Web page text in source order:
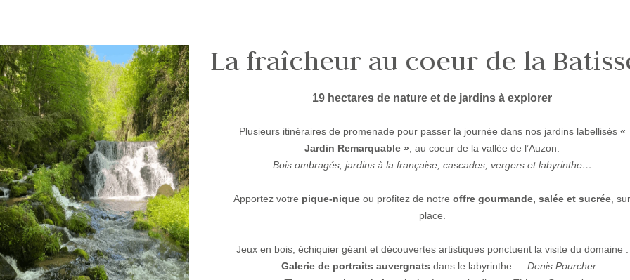
La fraîcheur au coeur de la
19 hectares de nature et de jardins à explorer
Plusieurs itinéraires de promenade pour passer la journée dans nos jardins labellisés «
Jardin Remarquable » , au coeur de la vallée de l’Auzon.
Bois ombragés, jardins à la française, cascades, vergers et labyrinthe…
Apportez votre pique-nique ou profitez de notreoffre gourmande, salée et sucrée ,
place.
Jeux en bois, échiquier géant et découvertes artistiques ponctuent la visite du domaine :
— Galerie de portraits auvergnats dans le labyrinthe — Denis Pourcher